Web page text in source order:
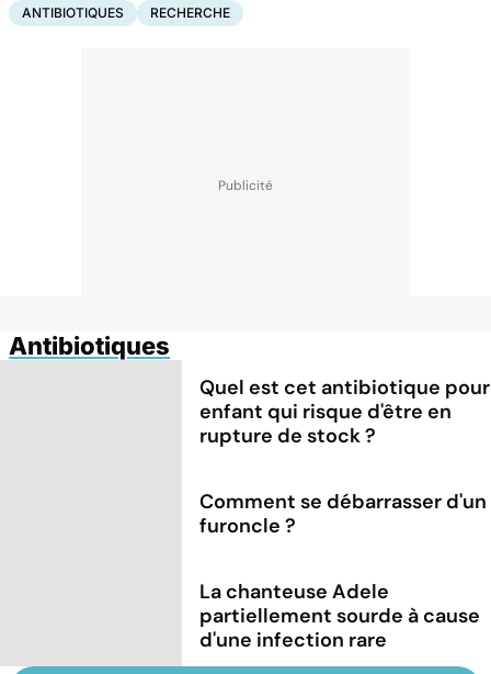
ANTIBIOTIQUES RECHERCHE
Antibiotiques
Quel est cet antibiotique pour
enfant qui risque d'être en
rupture de stock ?
Comment se débarrasser d'un
furoncle ?
La chanteuse Adele
partiellement sourde à cause
d'une infection rare